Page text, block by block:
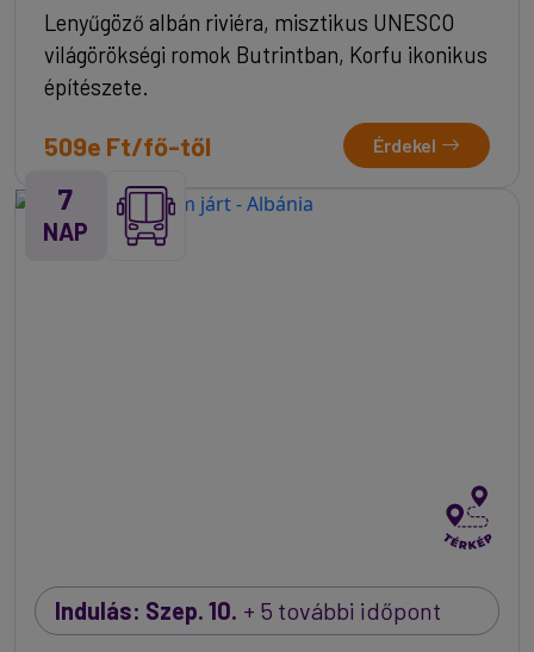
Lenyűgöző albán riviéra, misztikus UNESCO
világörökségi romok Butrintban, Korfu ikonikus
építészete.
509e Ft/fő-től Érdekel
7
NAP
Indulás: Szep. 10. + 5 további időpont